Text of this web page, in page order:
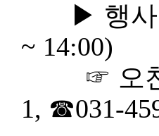
▶ 행사내
~ 14:00)
☞ 오찬장
1, ☎031-